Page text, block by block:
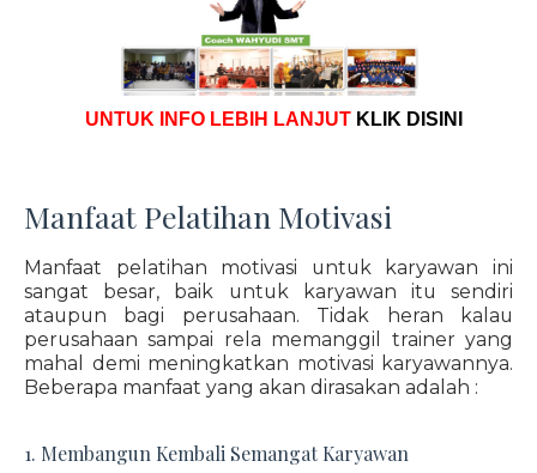
UNTUK INFO LEBIH LANJUT KLIK DISINI
Manfaat Pelatihan Motivasi
Manfaat pelatihan motivasi untuk karyawan ini
sangat besar, baik untuk karyawan itu sendiri
ataupun bagi perusahaan. Tidak heran kalau
perusahaan sampai rela memanggil trainer yang
mahal demi meningkatkan motivasi karyawannya.
Beberapa manfaat yang akan dirasakan adalah :
1. Membangun Kembali Semangat Karyawan